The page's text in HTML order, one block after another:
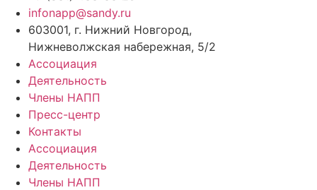
infonapp@sandy.ru
603001, г. Нижний Новгород,
Нижневолжская набережная, 5/2
Ассоциация
Деятельность
Члены НАПП
Пресс-центр
Контакты
Ассоциация
Деятельность
Члены НАПП